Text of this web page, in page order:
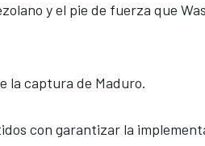
y el pie de fuerza que
la captura de Maduro.
con garantizar la